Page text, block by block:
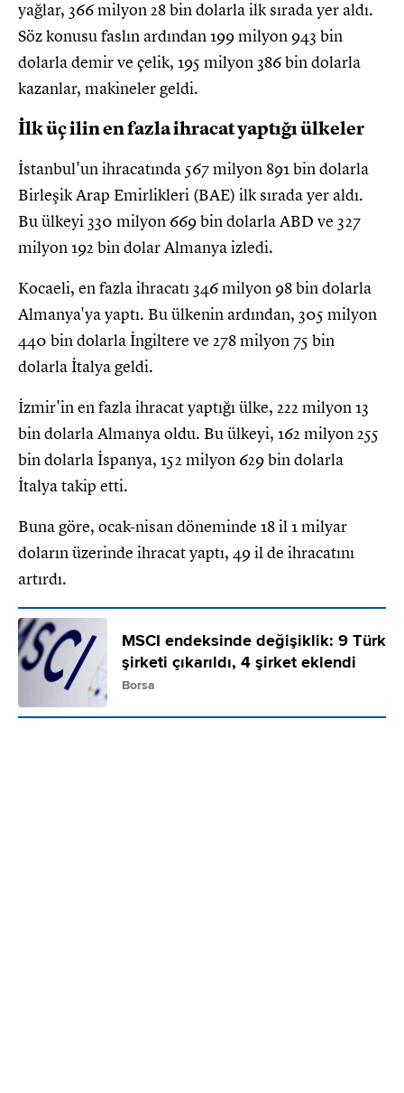
yağlar, 366 milyon 28 bin dolarla ilk sırada yer aldı.
Söz konusu faslın ardından 199 milyon 943 bin
dolarla demir ve çelik, 195 milyon 386 bin dolarla
kazanlar, makineler geldi.
İlk üç ilin en fazla ihracat yaptığı ülkeler
İstanbul'un ihracatında 567 milyon 891 bin dolarla
Birleşik Arap Emirlikleri (BAE) ilk sırada yer aldı.
Bu ülkeyi 330 milyon 669 bin dolarla ABD ve 327
milyon 192 bin dolar Almanya izledi.
Kocaeli, en fazla ihracatı 346 milyon 98 bin dolarla
Almanya'ya yaptı. Bu ülkenin ardından, 305 milyon
440 bin dolarla İngiltere ve 278 milyon 75 bin
dolarla İtalya geldi.
İzmir'in en fazla ihracat yaptığı ülke, 222 milyon 13
bin dolarla Almanya oldu. Bu ülkeyi, 162 milyon 255
bin dolarla İspanya, 152 milyon 629 bin dolarla
İtalya takip etti.
Buna göre, ocak-nisan döneminde 18 il 1 milyar
doların üzerinde ihracat yaptı, 49 il de ihracatını
artırdı.
MSCI endeksinde değişiklik: 9 Türk
şirketi çıkarıldı, 4 şirket eklendi
Borsa